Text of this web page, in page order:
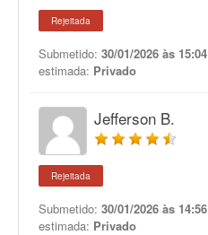
Rejeitada
Submetido: 30/01/2026 às 15:04
estimada: Privado
Jefferson B.
Rejeitada
Submetido: 30/01/2026 às 14:56
estimada: Privado